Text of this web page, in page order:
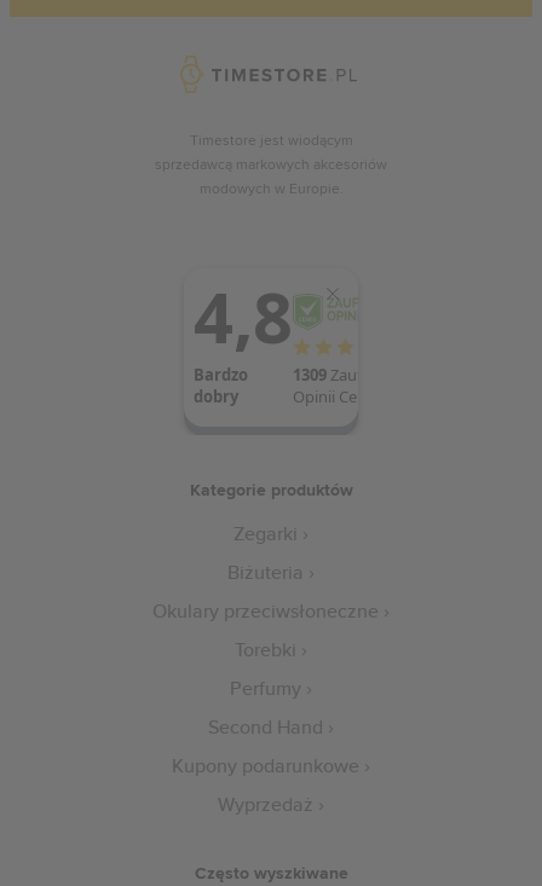
Timestore jest wiodącym
sprzedawcą markowych akcesoriów
modowych w Europie.
Kategorie produktów
Zegarki
Biżuteria
Okulary przeciwsłoneczne
Torebki
Perfumy
Second Hand
Kupony podarunkowe
Wyprzedaż
Często wyszkiwane